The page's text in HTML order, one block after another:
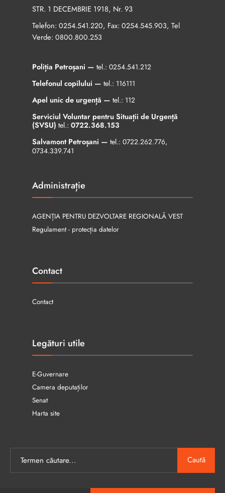
STR. 1 DECEMBRIE 1918, Nr. 93
Telefon: 0254.541.220, Fax: 0254.545.903, Tel
Verde: 0800.800.253
Poliția Petroșani — tel.: 0254.541.212
Telefonul copilului — tel.: 116111
Apel unic de urgență — tel.: 112
Serviciul Voluntar pentru Situații de Urgență
(SVSU) tel.: 0722.368.153
Salvamont Petroșani — tel.: 0722.262.776,
0734.339.741
Administrație
AGENȚIA PENTRU DEZVOLTARE REGIONALĂ VEST
Regulament - protecția datelor
Contact
Contact
Legături utile
E-Guvernare
Camera deputaților
Senat
Harta site
Caută